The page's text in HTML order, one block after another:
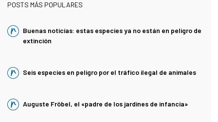
POSTS MÁS POPULARES
Buenas noticias: estas especies ya no están en peligro de
extinción
Seis especies en peligro por el tráfico ilegal de animales
Auguste Fröbel, el «padre de los jardines de infancia»